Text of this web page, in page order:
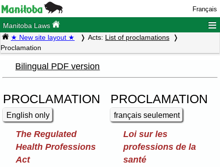
Français
Manitoba Laws ≡
★ New site layout ★ Acts: List of proclamations
Proclamation
Bilingual PDF version
PROCLAMATION
English only
PROCLAMATION
français seulement
The Regulated
Health Professions
Act
Loi sur les
professions de la
santé